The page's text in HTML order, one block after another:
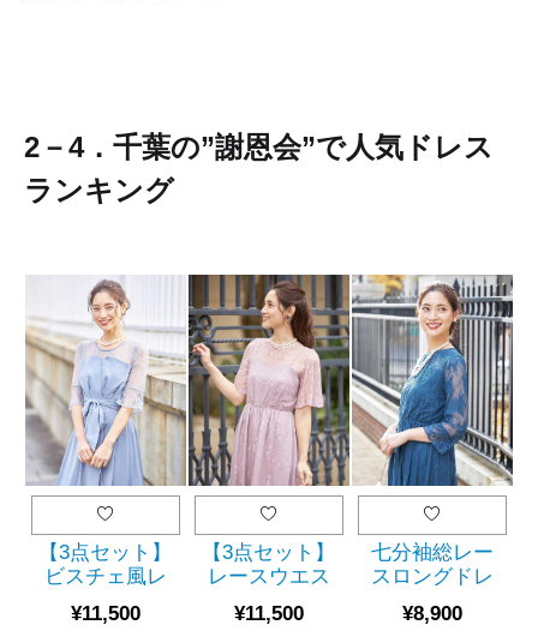
2－4．千葉の”謝恩会”で人気ドレス
ランキング
【3点セット】
ビスチェ風レ
ース切替ミモ
レ丈ドレス
¥11,500
【3点セット】
レースウエス
トギャザーミ
モレ丈ドレス
¥11,500
七分袖総レー
スロングドレ
ス(ブルー)
¥8,900